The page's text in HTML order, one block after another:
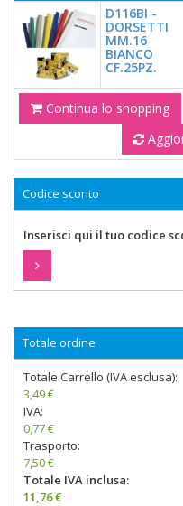
D116BI -
DORSETTI
MM.16
BIANCO
CF.25PZ.
Continua lo shopping
Codice sconto
Inserisci qui il tuo codice
Totale ordine
Totale Carrello (IVA esclusa):
3,49 €
IVA:
0,77 €
Trasporto:
7,50 €
Totale IVA inclusa:
11,76 €